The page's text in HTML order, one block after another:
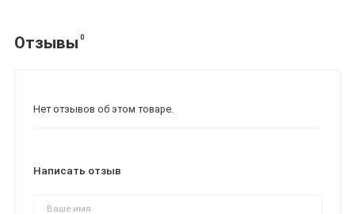
Отзывы 0
Нет отзывов об этом товаре.
Написать отзыв